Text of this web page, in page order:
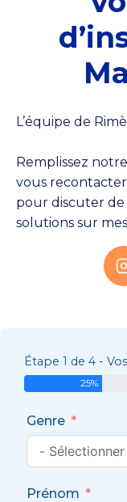
L’équipe de
Remplissez
vous
pour discuter de
solutions sur
Étape 1 de 4 -
25%
Genre
Prénom